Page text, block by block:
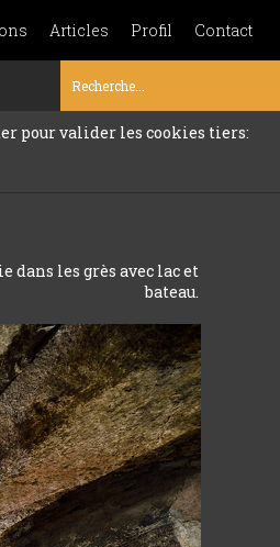
Articles Profil Contact
pour valider les cookies tiers:
dans les grès avec lac et
bateau.